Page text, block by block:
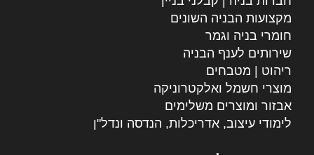
מקצועות הבניה השונים
חומרי בניה וגמר
שירותים לענף הבניה
ריהוט | מטבחים
מוצרי חשמל ואלקטרוניקה
אבזור ומוצרים משלימים
לימודי עיצוב, אדריכלות, הנדסה ונדל"ן